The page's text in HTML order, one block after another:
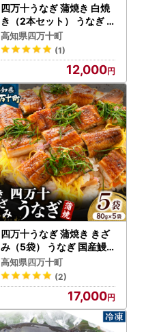
四万十うなぎ 蒲焼き 白焼
き（2本セット） うなぎ
国産鰻 土用の丑の日 ／Es
u-126
高知県四万十町
(1)
12,000
四万十うなぎ 蒲焼き きざ
み（5袋） うなぎ 国産鰻
土用の丑の日 ／Esu-116
高知県四万十町
(2)
17,000